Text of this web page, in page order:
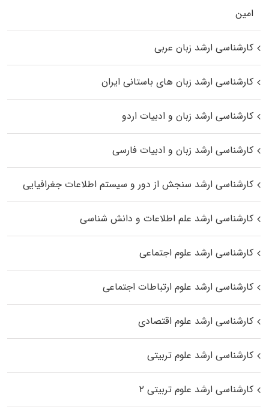
اﻣﻴﻦ
کارشناسی ارشد زبان عربی
کارشناسی ارشد زبان‌ های باستانی ایران
کارشناسی ارشد زبان و ادبیات اردو
کارشناسی ارشد زبان و ادبیات فارسی
کارشناسی ارشد سنجش از دور و سیستم اطلاعات جغرافیایی
کارشناسی ارشد علم اطلاعات و دانش شناسی
کارشناسی ارشد علوم اجتماعی
کارشناسی ارشد علوم ارتباطات اجتماعی
کارشناسی ارشد علوم اقتصادی
کارشناسی ارشد علوم تربیتی
کارشناسی ارشد علوم تربیتی ۲